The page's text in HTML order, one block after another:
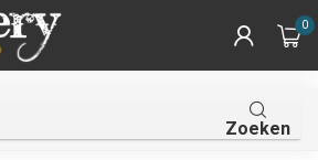
0
Zoeken